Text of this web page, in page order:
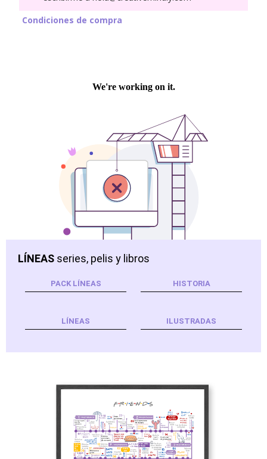
Condiciones de compra
LÍNEAS series, pelis y libros
PACK LÍNEAS HISTORIA
LÍNEAS ILUSTRADAS